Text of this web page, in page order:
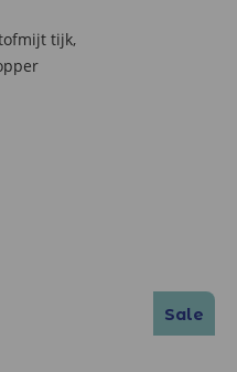
tijk,
Sale